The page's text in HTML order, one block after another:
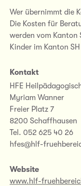
Wer übernimmt die
Die Kosten für
werden vom Kanton
Kinder im Kanton
Kontakt
HFE
Myriam Wanner
Freier Platz 7
8200 Schaffhausen
Tel. 052 625 40 26
hfes@hlf-
Website
www.hlf-